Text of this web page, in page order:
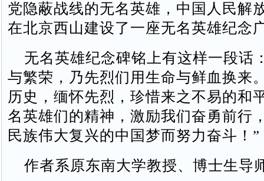
党隐蔽战线的无名英雄，中国人民解
在北京西山建设了一座无名英雄纪念
无名英雄纪念碑铭上有这样一段话
与繁荣，乃先烈们用生命与鲜血换来
历史，缅怀先烈，珍惜来之不易的和
名英雄们的精神，激励我们奋勇前行
民族伟大复兴的中国梦而努力奋斗！”
作者系原东南大学教授、博士生导